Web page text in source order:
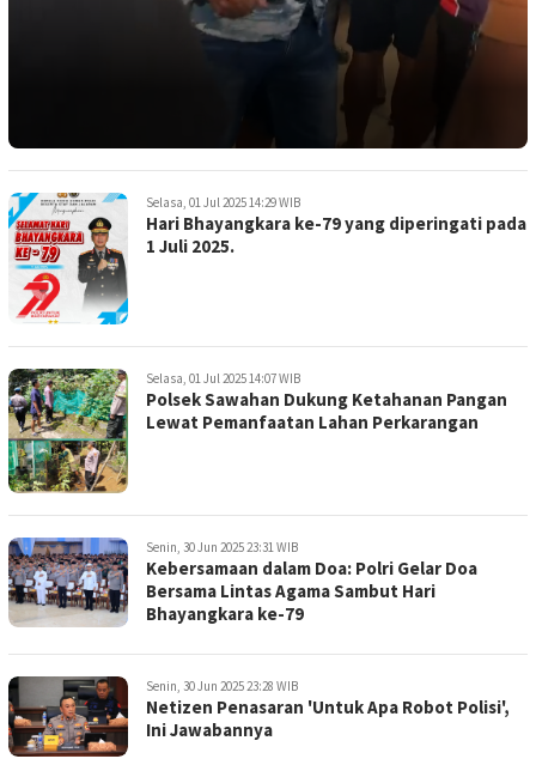
Selasa, 01 Jul 2025 14:29 WIB
Hari Bhayangkara ke-79 yang diperingati pada
1 Juli 2025.
Selasa, 01 Jul 2025 14:07 WIB
Polsek Sawahan Dukung Ketahanan Pangan
Lewat Pemanfaatan Lahan Perkarangan
Senin, 30 Jun 2025 23:31 WIB
Kebersamaan dalam Doa: Polri Gelar Doa
Bersama Lintas Agama Sambut Hari
Bhayangkara ke-79
Senin, 30 Jun 2025 23:28 WIB
Netizen Penasaran 'Untuk Apa Robot Polisi',
Ini Jawabannya